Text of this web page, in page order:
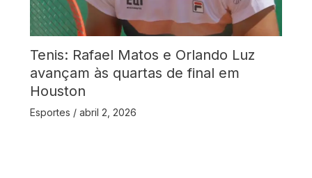
Tenis: Rafael Matos e Orlando Luz
avançam às quartas de final em
Houston
Esportes / abril 2, 2026